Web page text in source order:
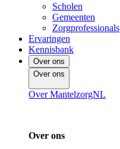
Scholen
Gemeenten
Zorgprofessionals
Ervaringen
Kennisbank
Over ons
Over ons
Over MantelzorgNL
Over ons